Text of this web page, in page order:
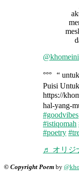
°°° “
Puisi
https://
hal-yang-
#goodvibes
#istiqomah
#poetry
♬ オリジ
© Copyright Poem by